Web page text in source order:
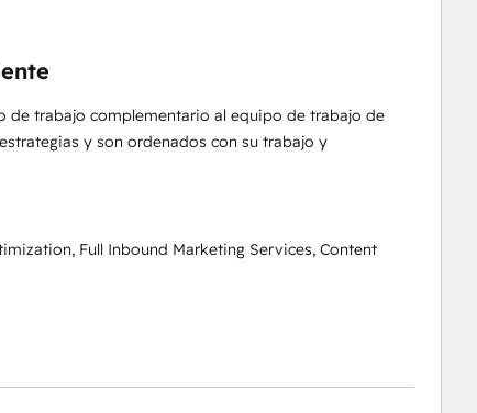
de trabajo complementario al equipo de trabajo de
y son ordenados con su trabajo y
Full Inbound Marketing Services, Content